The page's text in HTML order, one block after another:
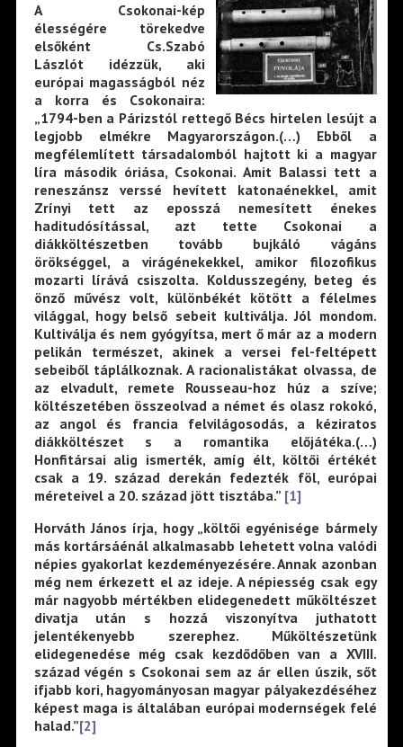
A Csokonai-kép
élességére törekedve
elsőként Cs.Szabó
Lászlót idézzük, aki
európai magasságból néz
a korra és Csokonaira:
„1794-ben a Párizstól rettegő Bécs hirtelen lesújt a
legjobb elmékre Magyarországon.(…) Ebből a
megfélemlített társadalomból hajtott ki a magyar
líra második óriása, Csokonai. Amit Balassi tett a
reneszánsz verssé hevített katonaénekkel, amit
Zrínyi tett az eposszá nemesített énekes
haditudósítással, azt tette Csokonai a
diákköltészetben tovább bujkáló vágáns
örökséggel, a virágénekekkel, amikor filozofikus
mozarti lírává csiszolta. Koldusszegény, beteg és
önző művész volt, különbékét kötött a félelmes
világgal, hogy belső sebeit kultiválja. Jól mondom.
Kultiválja és nem gyógyítsa, mert ő már az a modern
pelikán természet, akinek a versei fel-feltépett
sebeiből táplálkoznak. A racionalistákat olvassa, de
az elvadult, remete Rousseau-hoz húz a szíve;
költészetében összeolvad a német és olasz rokokó,
az angol és francia felvilágosodás, a kéziratos
diákköltészet s a romantika előjátéka.(…)
Honfitársai alig ismerték, amíg élt, költői értékét
csak a 19. század derekán fedezték föl, európai
méreteivel a 20. század jött tisztába.” [1]
Horváth János írja, hogy „költői egyénisége bármely
más kortársáénál alkalmasabb lehetett volna valódi
népies gyakorlat kezdeményezésére. Annak azonban
még nem érkezett el az ideje. A népiesség csak egy
már nagyobb mértékben elidegenedett műköltészet
divatja után s hozzá viszonyítva juthatott
jelentékenyebb szerephez. Műköltészetünk
elidegenedése még csak kezdődőben van a XVIII.
század végén s Csokonai sem az ár ellen úszik, sőt
ifjabb kori, hagyományosan magyar pályakezdéséhez
képest maga is általában európai modernségek felé
halad.”[2]